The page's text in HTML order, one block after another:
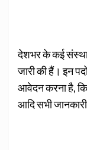
देशभर के कई
जारी की हैं। इन
आवेदन करना है,
आदि सभी